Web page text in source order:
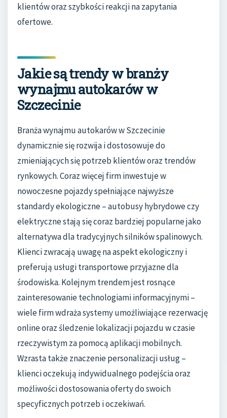
klientów oraz szybkości reakcji na zapytania
ofertowe.
Jakie są trendy w branży
wynajmu autokarów w
Szczecinie
Branża wynajmu autokarów w Szczecinie
dynamicznie się rozwija i dostosowuje do
zmieniających się potrzeb klientów oraz trendów
rynkowych. Coraz więcej firm inwestuje w
nowoczesne pojazdy spełniające najwyższe
standardy ekologiczne – autobusy hybrydowe czy
elektryczne stają się coraz bardziej popularne jako
alternatywa dla tradycyjnych silników spalinowych.
Klienci zwracają uwagę na aspekt ekologiczny i
preferują usługi transportowe przyjazne dla
środowiska. Kolejnym trendem jest rosnące
zainteresowanie technologiami informacyjnymi –
wiele firm wdraża systemy umożliwiające rezerwację
online oraz śledzenie lokalizacji pojazdu w czasie
rzeczywistym za pomocą aplikacji mobilnych.
Wzrasta także znaczenie personalizacji usług –
klienci oczekują indywidualnego podejścia oraz
możliwości dostosowania oferty do swoich
specyficznych potrzeb i oczekiwań.